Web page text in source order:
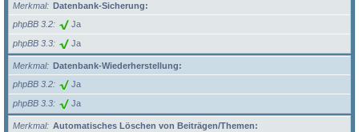
Merkmal
Datenbank-Sicherung:
phpBB 3.2
Ja
phpBB 3.3 Ja
Merkmal
Datenbank-Wiederherstellung:
phpBB 3.2
Ja
phpBB 3.3 Ja
Merkmal
Automatisches Löschen von Beiträgen/Themen: